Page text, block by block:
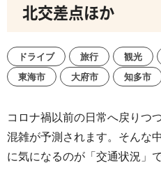
北交差点ほか
ドライブ 旅行 観光
東海市
大府市 知多市
コロナ禍以前の日常へ戻りつ
混雑が予測されます。そんな
に気になるのが「交通状況」で